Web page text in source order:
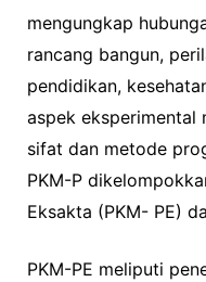
mengungkap
rancang bangun,
pendidikan,
aspek eksperimental
sifat dan metode
PKM-P
Eksakta (PKM- PE)
PKM-PE meliputi